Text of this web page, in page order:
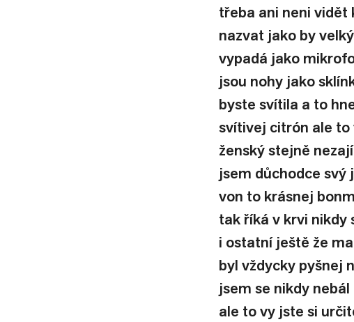
třeba ani neni vidět
nazvat jako by
vypadá jako
jsou nohy jako
byste svítila a to
svítivej citrón ale to
ženský stejně
jsem důchodce svý
von to krásnej
tak říká v krvi nikdy
i ostatní ještě že
byl vždycky pyšnej
jsem se nikdy
ale to vy jste si